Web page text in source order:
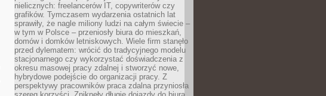
nielicznych: freelancerów IT, copywriterów czy
grafików. Tymczasem wydarzenia ostatnich lat
sprawiły, że nagle miliony ludzi na całym świecie –
w tym w Polsce – przeniosły biura do mieszkań,
domów i domków letniskowych. Wiele firm stanęło
przed dylematem: wrócić do tradycyjnego modelu
stacjonarnego czy wykorzystać doświadczenia z
okresu masowej pracy zdalnej i stworzyć nowe,
hybrydowe podejście do organizacji pracy. Z
perspektywy pracowników praca zdalna przyniosła